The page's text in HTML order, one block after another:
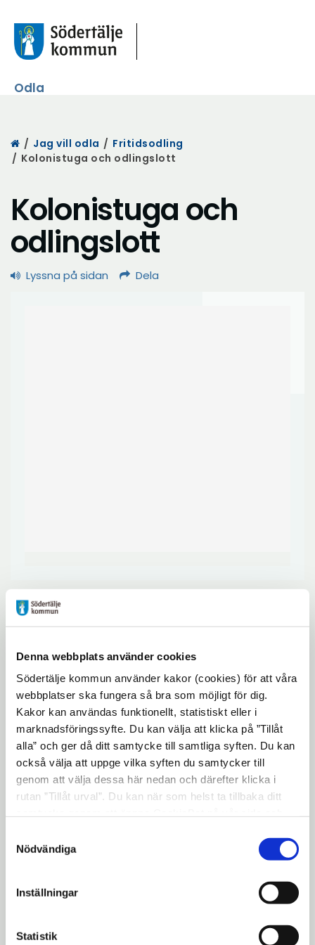
Denna webbplats använder cookies
Södertälje kommun använder kakor (cookies) för att våra
webbplatser ska fungera så bra som möjligt för dig.
Kakor kan användas funktionellt, statistiskt eller i
marknadsföringssyfte. Du kan välja att klicka på ”Tillåt
alla” och ger då ditt samtycke till samtliga syften. Du kan
också välja att uppge vilka syften du samtycker till
genom att välja dessa här nedan och därefter klicka i
rutan ”Tillåt urval”. Du kan när som helst ta tillbaka ditt
"Visa detaljer" kan du läsa om hur kakorna används och
hur vi och våra leverantörer inhämtar och behandlar
Nödvändiga
Inställningar
Statistik
Odla
Start
/ Jag vill odla / Fritidsodling
/ Kolonistuga och odlingslott
Kolonistuga och
odlingslott
Lyssna på sidan Dela
I Södertälje kommun finns idag 7
kolonilottsföreningar. De arrenderar
odlingsområdena ligger i utkanten av
Södertälje stad.
Det finns föreningar med både
kolonistugor och odlingslotter, medan vissa
endast har det ena.
Om du är intresserad av en odlingslott ska
Kolonilotter med stuga säljs på den öppna
salu på föreningarnas hemsidor.